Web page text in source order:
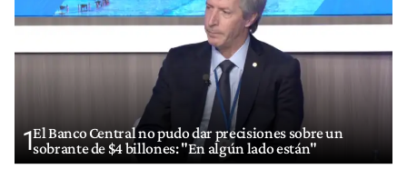
1El Banco Central no pudo dar precisiones sobre un
sobrante de $4 billones: "En algún lado están"